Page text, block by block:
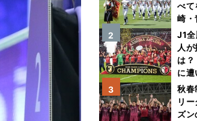
べて
崎・
「
て
J1
人
は
に遭
とは
2
秋春
リ
ズ
3